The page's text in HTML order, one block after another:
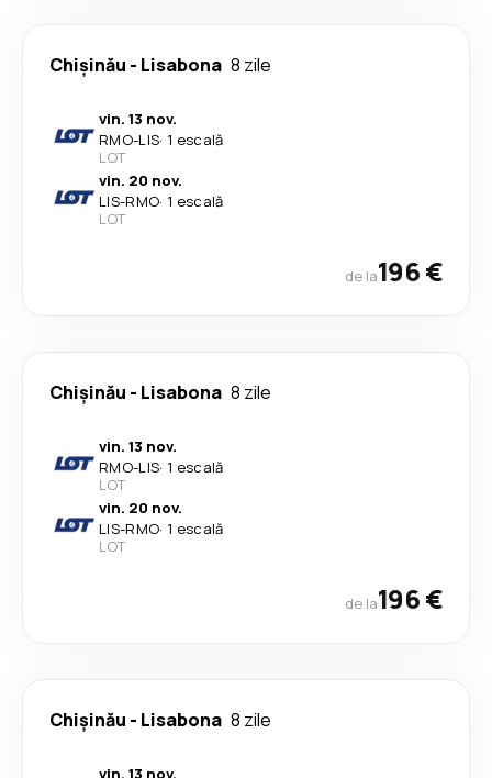
Chișinău - Lisabona 8 zile
vin. 13 nov.
RMO-LIS· 1 escală
LOT
vin. 20 nov.
LIS-RMO· 1 escală
LOT
de la196 €
Chișinău - Lisabona 8 zile
vin. 13 nov.
RMO-LIS· 1 escală
LOT
vin. 20 nov.
LIS-RMO· 1 escală
LOT
de la196 €
Chișinău - Lisabona 8 zile
vin. 13 nov.